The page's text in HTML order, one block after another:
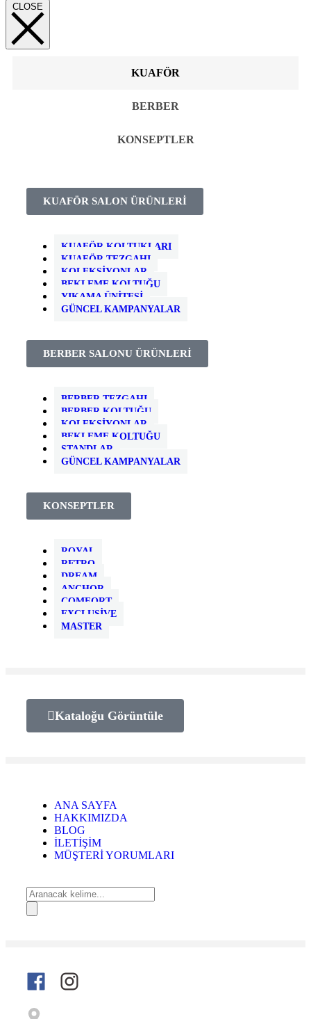
CLOSE
KUAFÖR
BERBER
KONSEPTLER
KUAFÖR SALON ÜRÜNLERİ
KUAFÖR KOLTUKLARI
KUAFÖR TEZGAHI
KOLEKSIYONLAR
BEKLEME KOLTUĞU
YIKAMA ÜNITESI
GÜNCEL KAMPANYALAR
BERBER SALONU ÜRÜNLERİ
BERBER TEZGAHI
BERBER KOLTUĞU
KOLEKSIYONLAR
BEKLEME KOLTUĞU
STANDLAR
GÜNCEL KAMPANYALAR
KONSEPTLER
ROYAL
RETRO
DREAM
ANCHOR
COMFORT
EXCLUSIVE
MASTER
Kataloğu Görüntüle
ANA SAYFA
HAKKIMIZDA
BLOG
İLETİŞİM
MÜŞTERİ YORUMLARI